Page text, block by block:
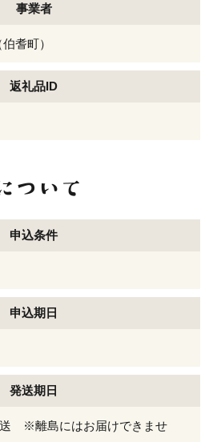
事業者
耆町）
返礼品ID
申込条件
申込期日
発送期日
送 ※離島にはお届けできませ